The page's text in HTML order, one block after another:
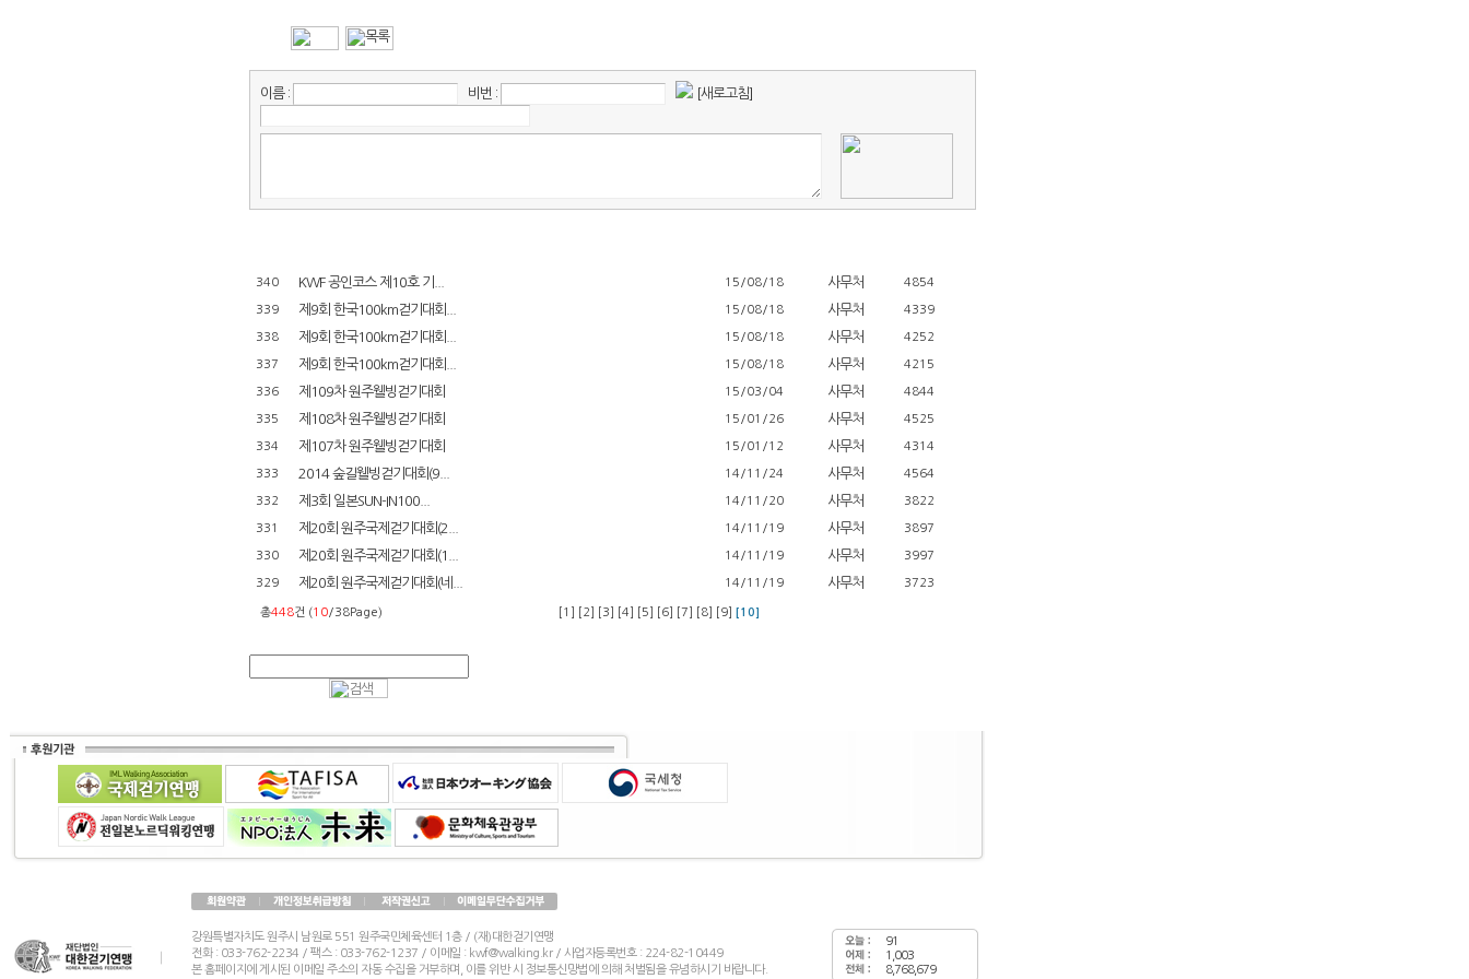
이름 : 비번 : [새로고침]
340 KWF 공인코스 제10호 기... 15/08/18 사무처 4854
339 제9회 한국100km걷기대회... 15/08/18 사무처 4339
338 제9회 한국100km걷기대회... 15/08/18 사무처 4252
337 제9회 한국100km걷기대회... 15/08/18 사무처 4215
336 제109차 원주웰빙걷기대회 15/03/04 사무처 4844
335 제108차 원주웰빙걷기대회 15/01/26 사무처 4525
334 제107차 원주웰빙걷기대회 15/01/12 사무처 4314
333 2014 숲길웰빙걷기대회(9... 14/11/24 사무처 4564
332 제3회 일본SUN-IN100... 14/11/20 사무처 3822
331 제20회 원주국제걷기대회(2... 14/11/19 사무처 3897
330 제20회 원주국제걷기대회(1... 14/11/19 사무처 3997
329 제20회 원주국제걷기대회(네... 14/11/19 사무처 3723
총448건 (10/38Page) [1] [2] [3] [4] [5] [6] [7] [8] [9] [10]
강원특별자치도 원주시 남원로 551 원주국민체육센터 1층 / (재)대한걷기연맹
전화 : 033-762-2234 / 팩스 : 033-762-1237 / 이메일 : kwf@walking.kr / 사업자등록번호 : 224-82-10449
본 홈페이지에 게시된 이메일 주소의 자동 수집을 거부하며, 이를 위반 시 정보통신망법에 의해 처벌됨을 유념하시기 바랍니다.
91
1,003
8,768,679